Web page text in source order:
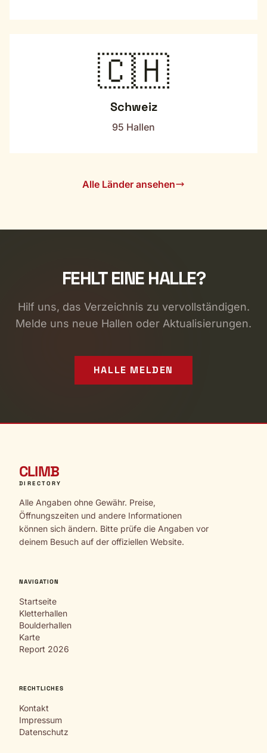
🇨🇭
Schweiz
95 Hallen
Alle Länder ansehen
FEHLT EINE HALLE?
Hilf uns, das Verzeichnis zu vervollständigen.
Melde uns neue Hallen oder Aktualisierungen.
HALLE MELDEN
CLIMB
DIRECTORY
Alle Angaben ohne Gewähr. Preise,
Öffnungszeiten und andere Informationen
können sich ändern. Bitte prüfe die Angaben vor
deinem Besuch auf der offiziellen Website.
NAVIGATION
Startseite
Kletterhallen
Boulderhallen
Karte
Report 2026
RECHTLICHES
Kontakt
Impressum
Datenschutz